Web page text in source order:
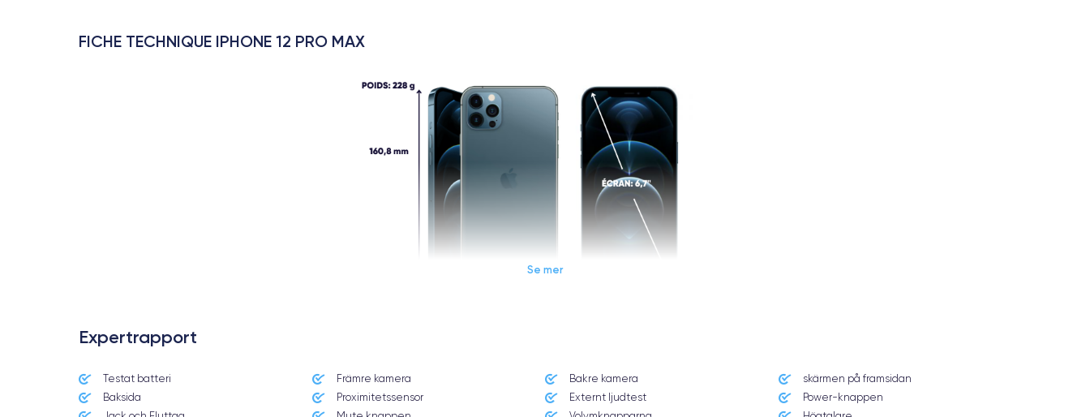
FICHE TECHNIQUE IPHONE 12 PRO MAX
Date de sortie
13/11/2020
Système exploitation
iOS (iOS 14)
Se mer
Expertrapport
Testat batteri Främre kamera Bakre kamera
skärmen på framsidan
Baksida
Proximitetssensor Externt ljudtest
Power-knappen